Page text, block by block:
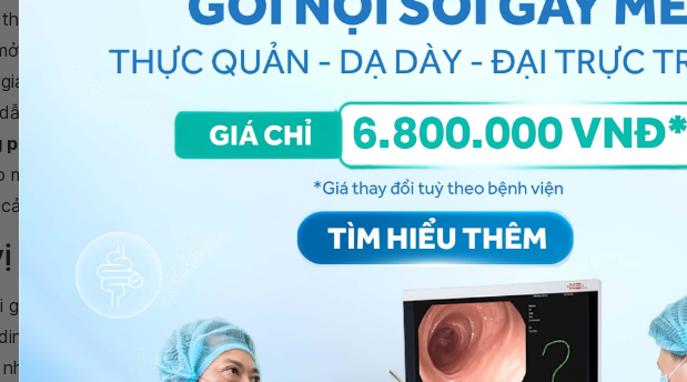
sẽ giảm dần đi sau 2 năm. Biến chứng này hay gặp trong phương
qua đường trực tiếp phía trước.
khả năng sinh dục do chèn ép lên các mạch máu nuôi dưỡng thừng
đến thiếu dưỡng, tổn thương.
mổ thoát vị bẹn
, đặc biệt là phẫu thuật mở có thể gây giảm cảm
mổ hay trong phẫu thuật nội soi mặt ngoài đùi do kích thích hay tổn
giác vùng.
bẹn cần kiêng những gì?
phục hồi tốt nhất, người bệnh nên sắp xếp nghỉ ngơi vài ngày ở nhà, và
dưỡng phù hợp với thể trạng. Sau mổ thoát vị bẹn, người bệnh không cần
cung cấp đầy đủ dưỡng chất cần thiết để cơ thể phát triển bình